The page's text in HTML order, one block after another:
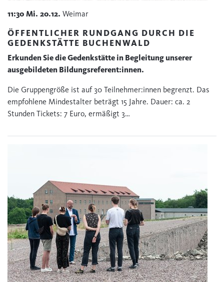
11:30 Mi. 20.12. Weimar
ÖFFENTLICHER RUNDGANG DURCH DIE
GEDENKSTÄTTE BUCHENWALD
Erkunden Sie die Gedenkstätte in Begleitung unserer
ausgebildeten Bildungsreferent:innen.
Die Gruppengröße ist auf 30 Teilnehmer:innen begrenzt. Das
empfohlene Mindestalter beträgt 15 Jahre. Dauer: ca. 2
Stunden Tickets: 7 Euro, ermäßigt 3…